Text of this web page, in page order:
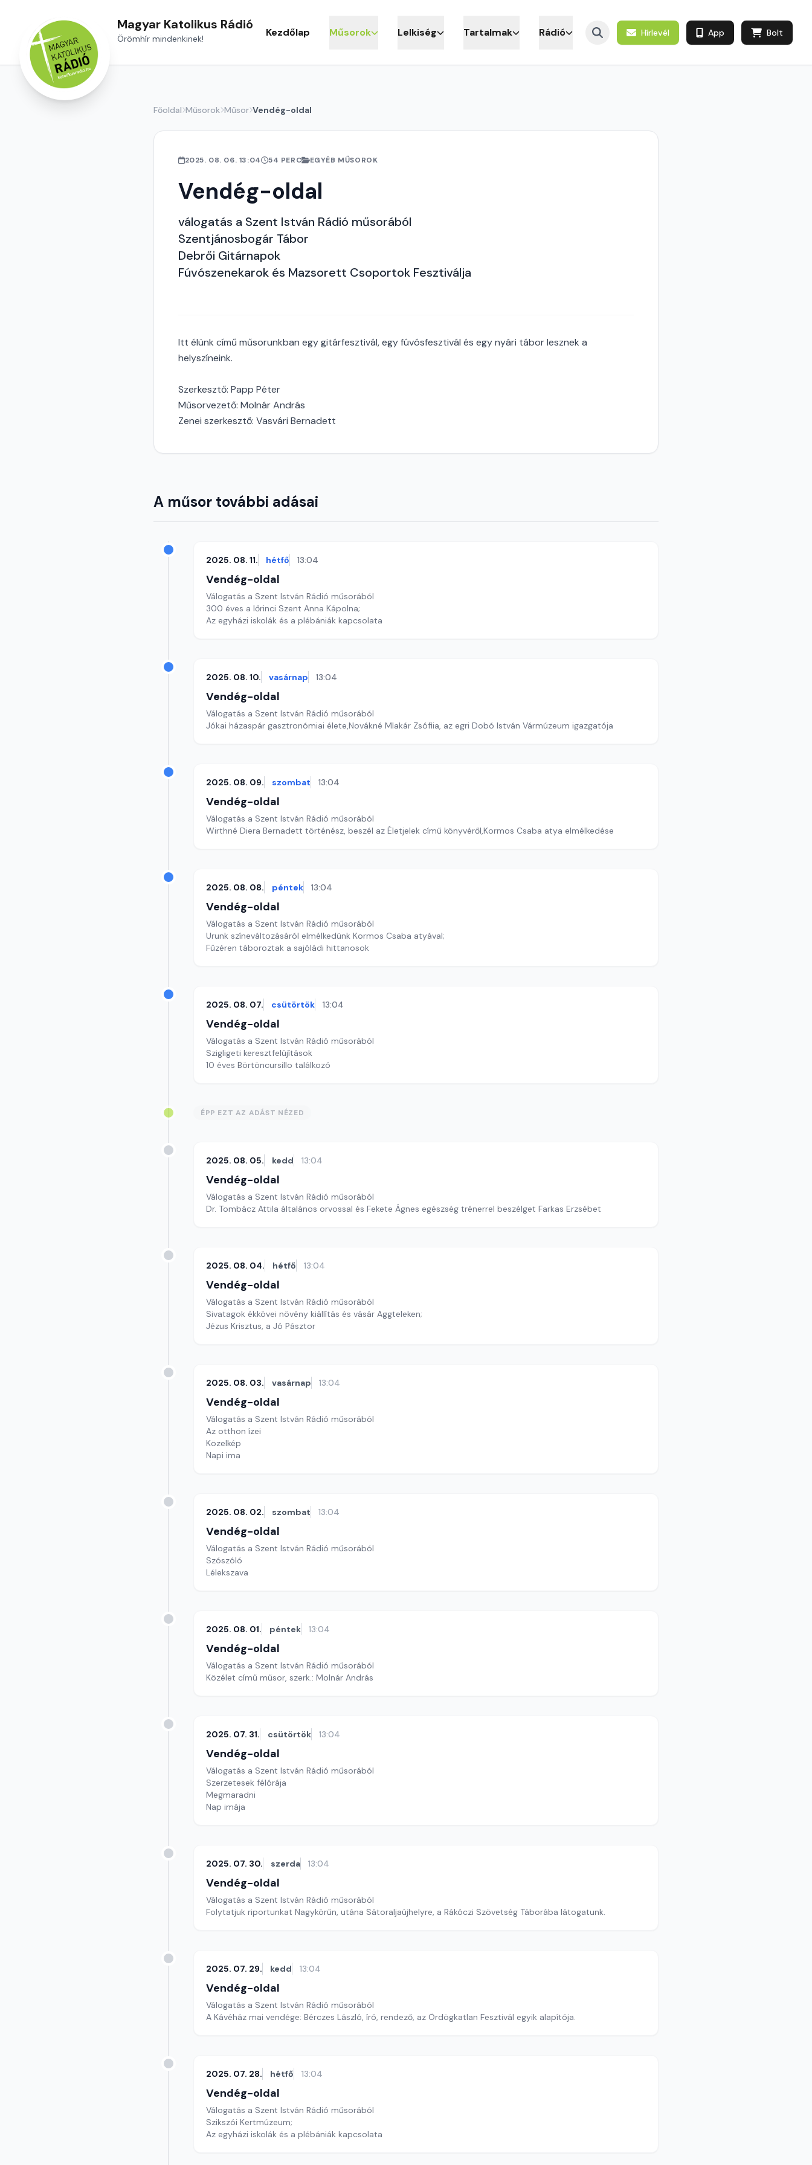
Magyar Katolikus Rádió
Örömhír mindenkinek! Kezdőlap Műsorok Lelkiség Tartalmak Rádió Hírlevél App Bolt
Főoldal Műsorok Műsor Vendég-oldal
2025. 08. 06. 13:04 54 PERC EGYÉB MŰSOROK
Vendég-oldal
válogatás a Szent István Rádió műsorából
Szentjánosbogár Tábor
Debrői Gitárnapok
Fúvószenekarok és Mazsorett Csoportok Fesztiválja
Itt élünk című műsorunkban egy gitárfesztivál, egy fúvósfesztivál és egy nyári tábor lesznek a
helyszíneink.
Szerkesztő: Papp Péter
Műsorvezető: Molnár András
Zenei szerkesztő: Vasvári Bernadett
A műsor további adásai
2025. 08. 11. hétfő 13:04
Vendég-oldal
Válogatás a Szent István Rádió műsorából
300 éves a lőrinci Szent Anna Kápolna;
Az egyházi iskolák és a plébániák kapcsolata
2025. 08. 10. vasárnap 13:04
Vendég-oldal
Válogatás a Szent István Rádió műsorából
Jókai házaspár gasztronómiai élete,Novákné Mlakár Zsófiia, az egri Dobó István Vármúzeum igazgatója
2025. 08. 09. szombat 13:04
Vendég-oldal
Válogatás a Szent István Rádió műsorából
Wirthné Diera Bernadett történész, beszél az Életjelek című könyvéről,Kormos Csaba atya elmélkedése
2025. 08. 08. péntek 13:04
Vendég-oldal
Válogatás a Szent István Rádió műsorából
Urunk színeváltozásáról elmélkedünk Kormos Csaba atyával;
Fűzéren táboroztak a sajóládi hittanosok
2025. 08. 07. csütörtök 13:04
Vendég-oldal
Válogatás a Szent István Rádió műsorából
Szigligeti keresztfelújítások
10 éves Börtöncursillo találkozó
ÉPP EZT AZ ADÁST NÉZED
2025. 08. 05. kedd 13:04
Vendég-oldal
Válogatás a Szent István Rádió műsorából
Dr. Tombácz Attila általános orvossal és Fekete Ágnes egészség trénerrel beszélget Farkas Erzsébet
2025. 08. 04. hétfő 13:04
Vendég-oldal
Válogatás a Szent István Rádió műsorából
Sivatagok ékkövei növény kiállítás és vásár Aggteleken;
Jézus Krisztus, a Jó Pásztor
2025. 08. 03. vasárnap 13:04
Vendég-oldal
Válogatás a Szent István Rádió műsorából
Az otthon ízei
Közelkép
Napi ima
2025. 08. 02. szombat 13:04
Vendég-oldal
Válogatás a Szent István Rádió műsorából
Szószóló
Lélekszava
2025. 08. 01. péntek 13:04
Vendég-oldal
Válogatás a Szent István Rádió műsorából
Közélet című műsor, szerk.: Molnár András
2025. 07. 31. csütörtök 13:04
Vendég-oldal
Válogatás a Szent István Rádió műsorából
Szerzetesek félórája
Megmaradni
Nap imája
2025. 07. 30. szerda 13:04
Vendég-oldal
Válogatás a Szent István Rádió műsorából
Folytatjuk riportunkat Nagykörűn, utána Sátoraljaújhelyre, a Rákóczi Szövetség Táborába látogatunk.
2025. 07. 29. kedd 13:04
Vendég-oldal
Válogatás a Szent István Rádió műsorából
A Kávéház mai vendége: Bérczes László, író, rendező, az Ördögkatlan Fesztivál egyik alapítója.
2025. 07. 28. hétfő 13:04
Vendég-oldal
Válogatás a Szent István Rádió műsorából
Szikszói Kertmúzeum;
Az egyházi iskolák és a plébániák kapcsolata